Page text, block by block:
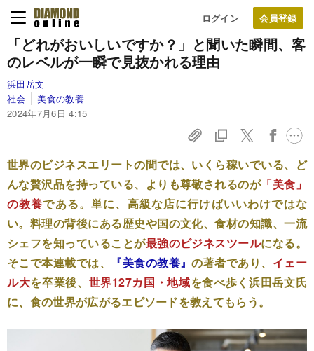
ログイン
「どれがおいしいですか？」と聞いた瞬間、客
のレベルが一瞬で見抜かれる理由
浜田岳文
社会
美食の教養
2024年7月6日 4:15
世界のビジネスエリートの間では、いくら稼いでいる、ど
んな贅沢品を持っている、よりも尊敬されるのが「美食」
の教養である。単に、高級な店に行けばいいわけではな
い。料理の背後にある歴史や国の文化、食材の知識、一流
シェフを知っていることが最強のビジネスツールになる。
そこで本連載では、
『美食の教養』の著者であり、 イェー
ル大を卒業後、 世界127カ国・地域を食べ歩く浜田岳文氏
に、食の世界が広がるエピソードを教えてもらう。